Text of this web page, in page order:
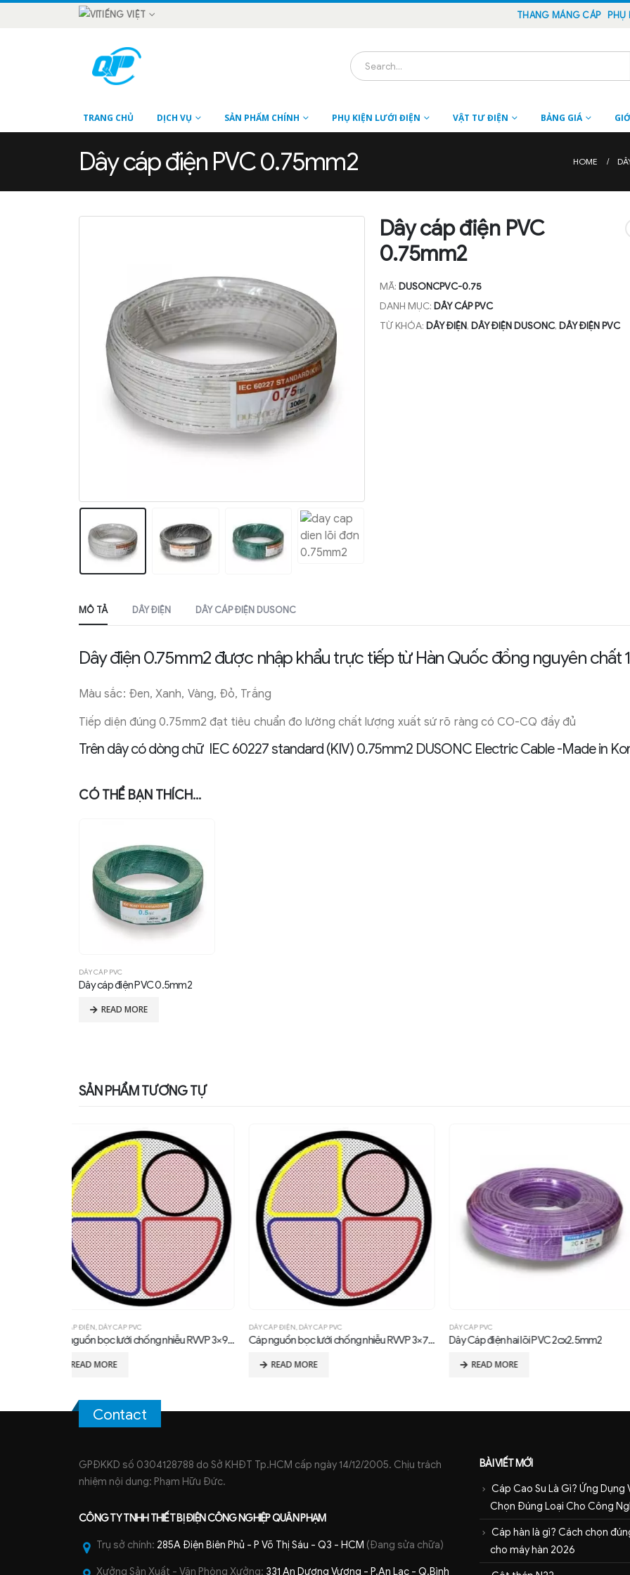
TIẾNG VIỆT THANG MÁNG CÁP PHỤ
TRANG CHỦ DỊCH VỤ SẢN PHẨM CHÍNH PHỤ KIỆN LƯỚI ĐIỆN VẬT TƯ ĐIỆN BẢNG GIÁ
Dây cáp điện PVC 0.75mm2 HOME
Dây cáp điện PVC
0.75mm2
MÃ: DUSONCPVC-0.75
DANH MỤC: DÂY CÁP PVC
TỪ KHÓA: DÂY ĐIỆN, DÂY ĐIỆN DUSONC, DÂY ĐIỆN PVC
MÔ TẢ DÂY ĐIỆN DÂY CÁP ĐIỆN DUSONC
Dây điện 0.75mm2 được nhập khẩu trực tiếp từ Hàn Quốc đồng nguyên chất
Màu sắc: Đen, Xanh, Vàng, Đỏ, Trắng
Tiếp diện đúng 0.75mm2 đạt tiêu chuẩn đo lường chất lượng xuất sứ rõ ràng có CO-CQ đầy đủ
Trên dây có dòng chữ IEC 60227 standard (KIV) 0.75mm2 DUSONC Electric Cable -Made in
CÓ THỂ BẠN THÍCH…
DÂY CÁP PVC
Dây cáp điện PVC 0.5mm2
READ MORE
SẢN PHẨM TƯƠNG TỰ
DÂY CÁP ĐIỆN,DÂY CÁP PVC
Cáp nguồn bọc lưới chống nhiễu RVVP 3×70 + 1x35mm2
READ MORE
DÂY CÁP PVC
Dây Cáp điện hai lõi PVC 2cx2.5mm2
READ MORE
DÂY CÁP PVC
Dây cáp điện PVC 1.5mm2
READ MORE
Contact
GPĐKKD số 0304128788 do Sở KHĐT Tp.HCM cấp ngày 14/12/2005. Chịu trách
nhiệm nội dung: Phạm Hữu Đức.
CÔNG TY TNHHTHIẾT BỊ ĐIỆN CÔNG NGHIỆPQUÂN PHẠM
Trụ sở chính: 285A Điện Biên Phủ - P Võ Thị Sáu - Q3 - HCM (Đang sửa chữa)
Xưởng Sản Xuất - Văn Phòng Xưởng: 331 An Dương Vương - P.An Lạc - Q.Bình
BÀI VIẾT MỚI
Cáp Cao Su Là Gì? Ứng Dụng
Chọn Đúng Loại Cho Công
Cáp hàn là gì? Cách chọn
cho máy hàn 2026